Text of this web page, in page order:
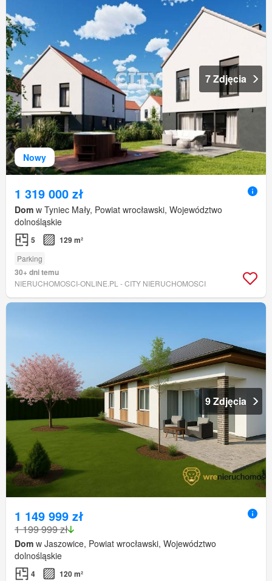
Nowy
7 Zdjęcia
1 319 000 zł
Dom w Tyniec Mały, Powiat wrocławski, Województwo
dolnośląskie
5 129 m²
Parking
30+ dni temu
NIERUCHOMOSCI-ONLINE.PL - CITY NIERUCHOMOSCI
9 Zdjęcia
1 149 999 zł
1 199 999 zł
Dom w Jaszowice, Powiat wrocławski, Województwo
dolnośląskie
4 120 m²